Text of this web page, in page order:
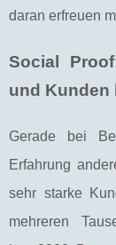
daran erfreuen
Social
und Kunden
Gerade bei
Erfahrung
sehr starke
mehreren